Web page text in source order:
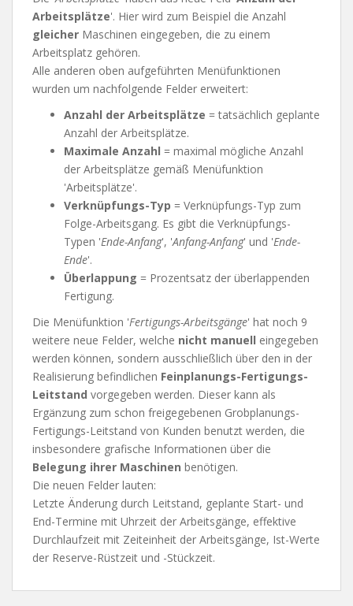
Arbeitsplätze'. Hier wird zum Beispiel die Anzahl
gleicher Maschinen eingegeben, die zu einem
Arbeitsplatz gehören.
Alle anderen oben aufgeführten Menüfunktionen
wurden um nachfolgende Felder erweitert:
Anzahl der Arbeitsplätze = tatsächlich geplante
Anzahl der Arbeitsplätze.
Maximale Anzahl = maximal mögliche Anzahl
der Arbeitsplätze gemäß Menüfunktion
'Arbeitsplätze'.
Verknüpfungs-Typ = Verknüpfungs-Typ zum
Folge-Arbeitsgang. Es gibt die Verknüpfungs-
Typen 'Ende-Anfang', 'Anfang-Anfang' und 'Ende-
Ende'.
Überlappung = Prozentsatz der überlappenden
Fertigung.
Die Menüfunktion 'Fertigungs-Arbeitsgänge' hat noch 9
weitere neue Felder, welche nicht manuell eingegeben
werden können, sondern ausschließlich über den in der
Realisierung befindlichen Feinplanungs-Fertigungs-
Leitstand vorgegeben werden. Dieser kann als
Ergänzung zum schon freigegebenen Grobplanungs-
Fertigungs-Leitstand von Kunden benutzt werden, die
insbesondere grafische Informationen über die
Belegung ihrer Maschinen benötigen.
Die neuen Felder lauten:
Letzte Änderung durch Leitstand, geplante Start- und
End-Termine mit Uhrzeit der Arbeitsgänge, effektive
Durchlaufzeit mit Zeiteinheit der Arbeitsgänge, Ist-Werte
der Reserve-Rüstzeit und -Stückzeit.